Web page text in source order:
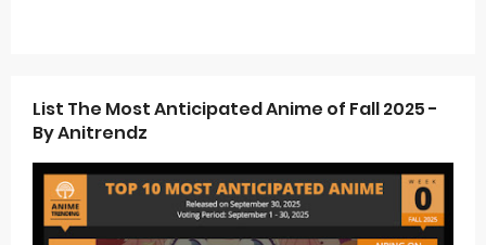
List The Most Anticipated Anime of Fall 2025 -
By Anitrendz